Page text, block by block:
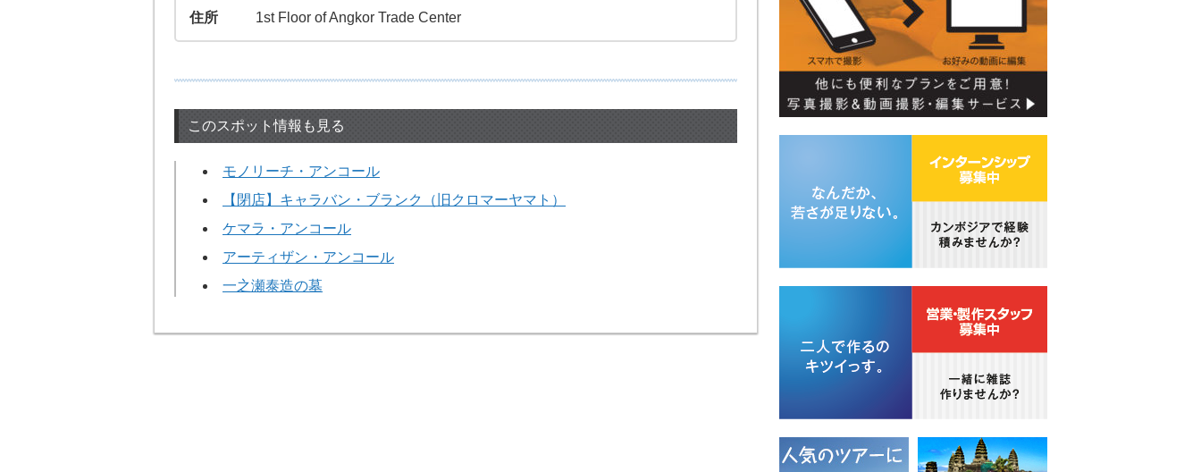
住所
1st Floor of Angkor Trade Center
このスポット情報も見る
モノリーチ・アンコール
【閉店】キャラバン・ブランク（旧クロマーヤマト）
ケマラ・アンコール
アーティザン・アンコール
一之瀬泰造の墓